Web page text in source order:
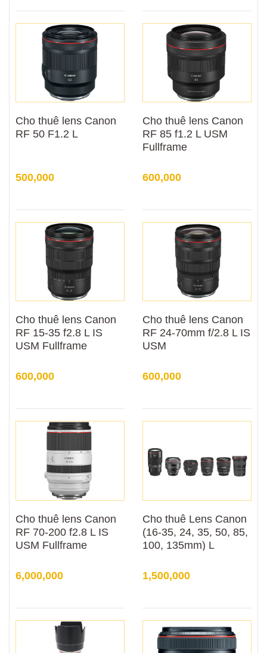
Cho thuê lens Canon
RF 50 F1.2 L
500,000
Cho thuê lens Canon
RF 85 f1.2 L USM
Fullframe
600,000
Cho thuê lens Canon
RF 15-35 f2.8 L IS
USM Fullframe
600,000
Cho thuê lens Canon
RF 24-70mm f/2.8 L IS
USM
600,000
Cho thuê lens Canon
RF 70-200 f2.8 L IS
USM Fullframe
6,000,000
Cho thuê Lens Canon
(16-35, 24, 35, 50, 85,
100, 135mm) L
1,500,000